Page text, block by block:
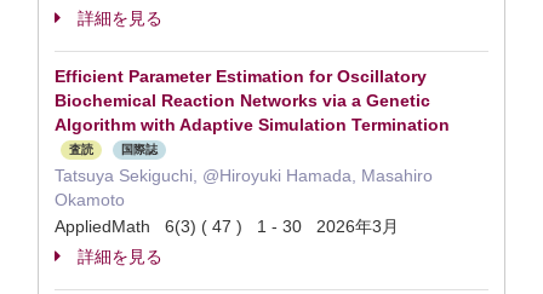
詳細を見る
Efficient Parameter Estimation for Oscillatory
Biochemical Reaction Networks via a Genetic
Algorithm with Adaptive Simulation Termination
査読 国際誌
Tatsuya Sekiguchi, @Hiroyuki Hamada, Masahiro
Okamoto
AppliedMath 6(3) ( 47 ) 1 - 30 2026年3月
詳細を見る